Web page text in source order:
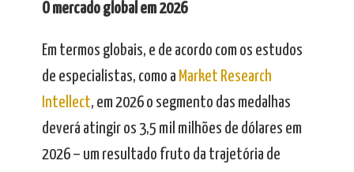
O mercado global em 2026
Em termos globais, e de acordo com os estudos
de especialistas, como a Market Research
Intellect, em 2026 o segmento das medalhas
deverá atingir os 3,5 mil milhões de dólares em
2026 – um resultado fruto da trajetória de